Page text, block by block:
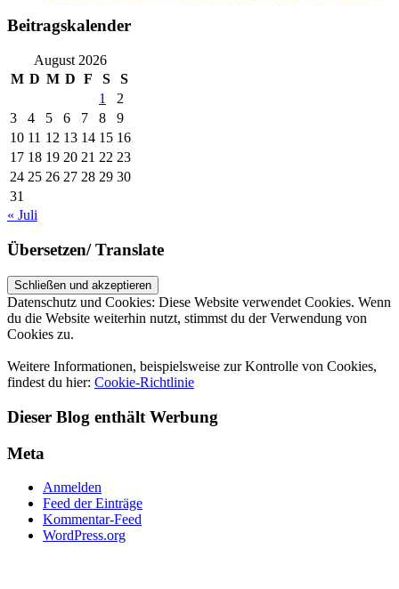
Beitragskalender
August 2026
M D M D F S
S
1
2
3
4 5 6 7 8
9
10 11 12 13 14 15 16
17 18 19 20 21 22 23
24 25 26 27 28 29 30
31
« Juli
Übersetzen/ Translate
Datenschutz und Cookies: Diese Website verwendet Cookies. Wenn
du die Website weiterhin nutzt, stimmst du der Verwendung von
Cookies zu.
Weitere Informationen, beispielsweise zur Kontrolle von Cookies,
findest du hier: Cookie-Richtlinie
Dieser Blog enthält Werbung
Meta
Anmelden
Feed der Einträge
Kommentar-Feed
WordPress.org